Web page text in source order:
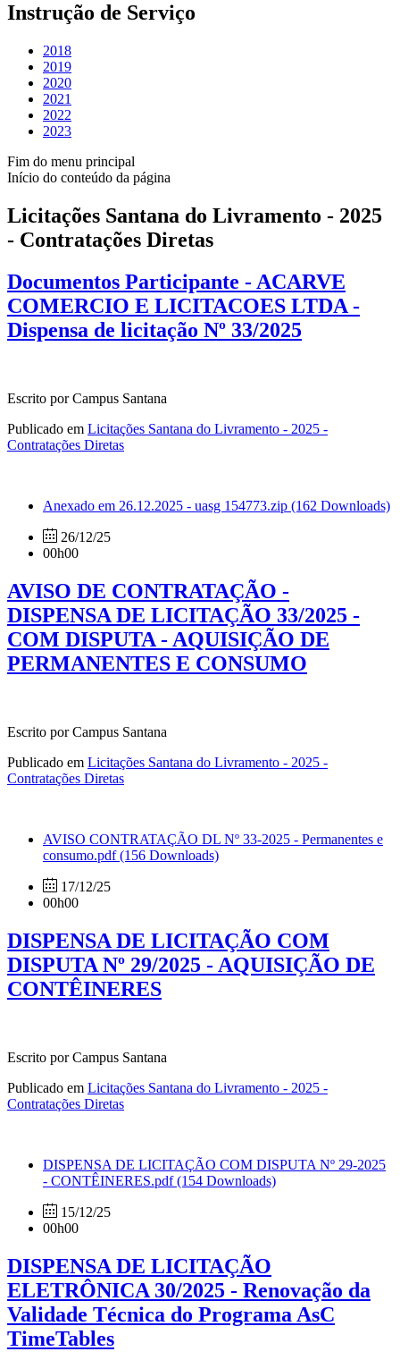
Instrução de Serviço
2018
2019
2020
2021
2022
2023
Fim do menu principal
Início do conteúdo da página
Licitações Santana do Livramento - 2025
- Contratações Diretas
Documentos Participante - ACARVE
COMERCIO E LICITACOES LTDA -
Dispensa de licitação Nº 33/2025
Escrito por Campus Santana
Publicado em Licitações Santana do Livramento - 2025 -
Contratações Diretas
Anexado em 26.12.2025 - uasg 154773.zip (162 Downloads)
26/12/25
00h00
AVISO DE CONTRATAÇÃO -
DISPENSA DE LICITAÇÃO 33/2025 -
COM DISPUTA - AQUISIÇÃO DE
PERMANENTES E CONSUMO
Escrito por Campus Santana
Publicado em Licitações Santana do Livramento - 2025 -
Contratações Diretas
AVISO CONTRATAÇÃO DL Nº 33-2025 - Permanentes e
consumo.pdf(156 Downloads)
17/12/25
00h00
DISPENSA DE LICITAÇÃO COM
DISPUTA Nº 29/2025 - AQUISIÇÃO DE
CONTÊINERES
Escrito por Campus Santana
Publicado em Licitações Santana do Livramento - 2025 -
Contratações Diretas
DISPENSA DE LICITAÇÃO COM DISPUTA Nº 29-2025
- CONTÊINERES.pdf(154 Downloads)
15/12/25
00h00
DISPENSA DE LICITAÇÃO
ELETRÔNICA 30/2025 - Renovação da
Validade Técnica do Programa AsC
TimeTables